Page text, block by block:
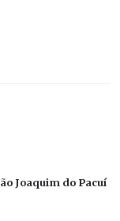
Joaquim do Pacuí